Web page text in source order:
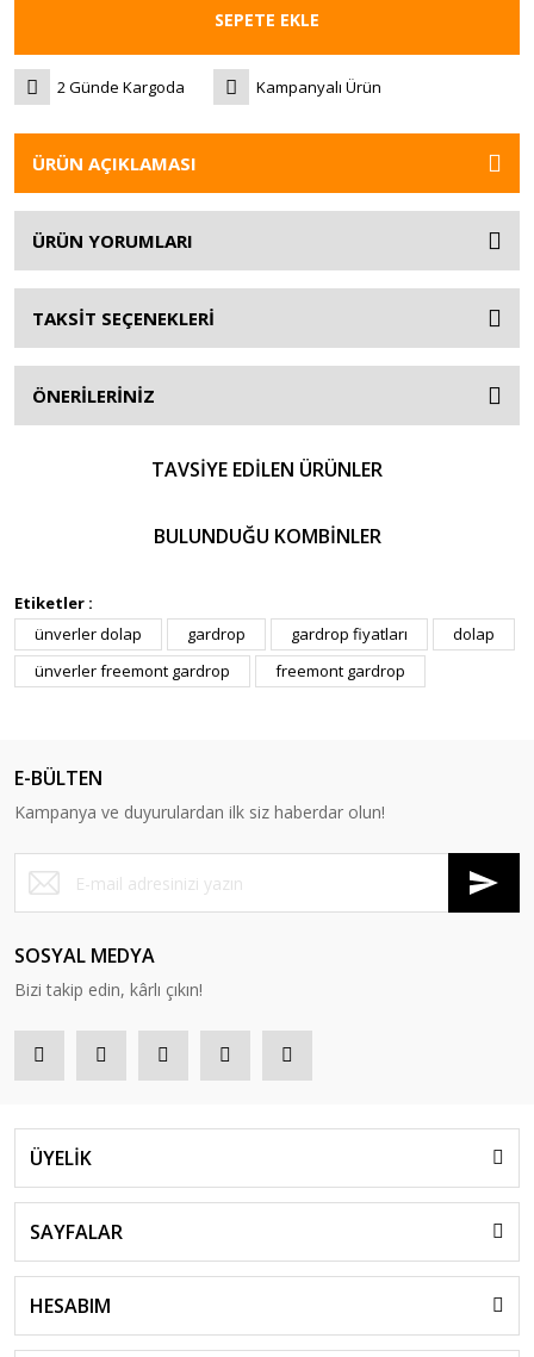
SEPETE EKLE
2 Günde Kargoda Kampanyalı Ürün
ÜRÜN AÇIKLAMASI
ÜRÜN YORUMLARI
TAKSİT SEÇENEKLERİ
ÖNERİLERİNİZ
TAVSİYE EDİLEN ÜRÜNLER
5.264,32 TL
BULUNDUĞU KOMBİNLER
Ünverler Mobilya
Ünverler Concord Çok Amaçlı Dolap
9.151,18 TL
10.167,98 TL
Etiketler :
ünverler dolap
gardrop gardrop fiyatları
dolap
ünverler freemont gardrop
freemont gardrop
E-BÜLTEN
Kampanya ve duyurulardan ilk siz haberdar olun!
SOSYAL MEDYA
Bizi takip edin, kârlı çıkın!
ÜYELİK
SAYFALAR
HESABIM